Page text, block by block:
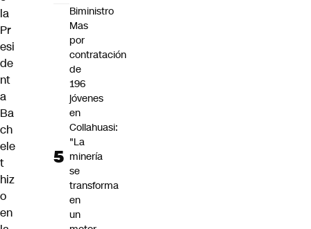
la
Pr
esi
de
nt
a
Ba
ch
ele
t
hiz
o
en
Biministro
Mas
por
contratación
de
196
jóvenes
en
Collahuasi:
"La
minería
se
transforma
en
un